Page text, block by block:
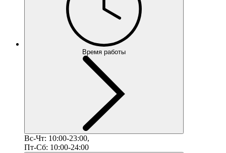
Время работы
Вс-Чт: 10:00-23:00,
Пт-Сб: 10:00-24:00